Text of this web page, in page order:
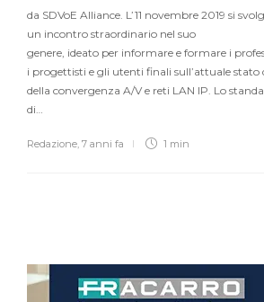
da SDVoE Alliance. L’11 novembre 2019 si
un incontro straordinario nel suo
genere, ideato per informare e formare i
i progettisti e gli utenti finali sull’attuale stato
della convergenza A/V e reti LAN IP. Lo
di…
Redazione, 7 anni fa 1 min